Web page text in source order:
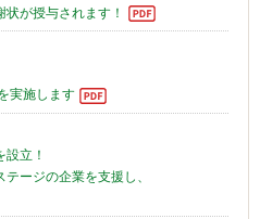
が授与されます！
実施します
設立！
ージの企業を支援し、